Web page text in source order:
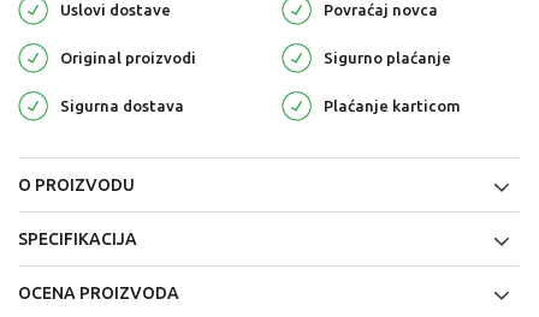
Uslovi dostave Povraćaj novca
Original proizvodi Sigurno plaćanje
Sigurna dostava Plaćanje karticom
O PROIZVODU
SPECIFIKACIJA
OCENA PROIZVODA